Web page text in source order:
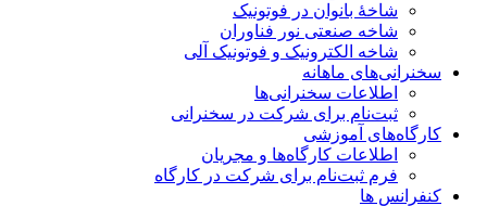
شاخۀ بانوان در فوتونیک
شاخه صنعتی نور فناوران
شاخه‌ الکترونیک و فوتونیک آلی
سخنرانی‌های ماهانه
اطلاعات سخنرانی‌‌ها
ثبت‌نام برای شرکت در سخنرانی
کارگاه‌های آموزشی
اطلاعات کارگاه‌ها و مجریان
فرم ثبت‌نام برای شرکت در کارگاه
کنفرانس ها